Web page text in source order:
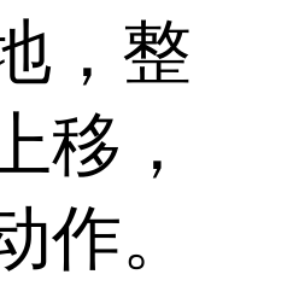
，整
移，
作。